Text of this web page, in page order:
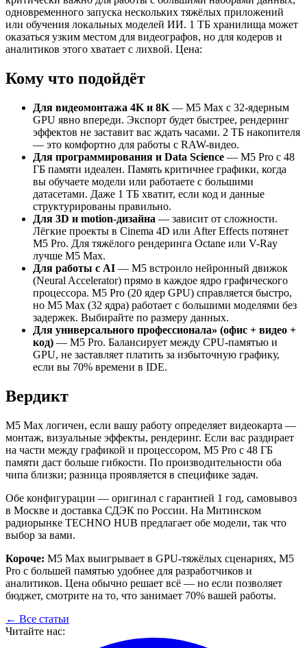
одновременного запуска нескольких тяжёлых приложений
или обучения локальных моделей ИИ. 1 ТБ хранилища может
оказаться узким местом для видеографов, но для кодеров и
аналитиков этого хватает с лихвой. Цена:
Кому что подойдёт
Для видеомонтажа 4K и 8K — M5 Max с 32-ядерным
GPU явно впереди. Экспорт будет быстрее, рендеринг
эффектов не заставит вас ждать часами. 2 ТБ накопителя
— это комфортно для работы с RAW-видео.
Для программирования и Data Science — M5 Pro с 48
ГБ памяти идеален. Память критичнее графики, когда
вы обучаете модели или работаете с большими
датасетами. Даже 1 ТБ хватит, если код и данные
структурированы правильно.
Для 3D и motion-дизайна — зависит от сложности.
Лёгкие проекты в Cinema 4D или After Effects потянет
M5 Pro. Для тяжёлого рендеринга Octane или V-Ray
лучше M5 Max.
Для работы с AI — M5 встроило нейронный движок
(Neural Accelerator) прямо в каждое ядро графического
процессора. M5 Pro (20 ядер GPU) справляется быстро,
но M5 Max (32 ядра) работает с большими моделями без
задержек. Выбирайте по размеру данных.
Для универсального профессионала» (офис + видео +
код) — M5 Pro. Балансирует между CPU-памятью и
GPU, не заставляет платить за избыточную графику,
если вы 70% времени в IDE.
Вердикт
M5 Max логичен, если вашу работу определяет видеокарта —
монтаж, визуальные эффекты, рендеринг. Если вас раздирает
на части между графикой и процессором, M5 Pro с 48 ГБ
памяти даст больше гибкости. По производительности оба
чипа близки; разница проявляется в специфике задач.
Обе конфигурации — оригинал с гарантией 1 год, самовывоз
в Москве и доставка СДЭК по России. На Митинском
радиорынке TECHNO HUB предлагает обе модели, так что
выбор за вами.
Короче: M5 Max выигрывает в GPU-тяжёлых сценариях, M5
Pro с большей памятью удобнее для разработчиков и
аналитиков. Цена обычно решает всё — но если позволяет
бюджет, смотрите на то, что занимает 70% вашей работы.
← Все статьи
Читайте нас: